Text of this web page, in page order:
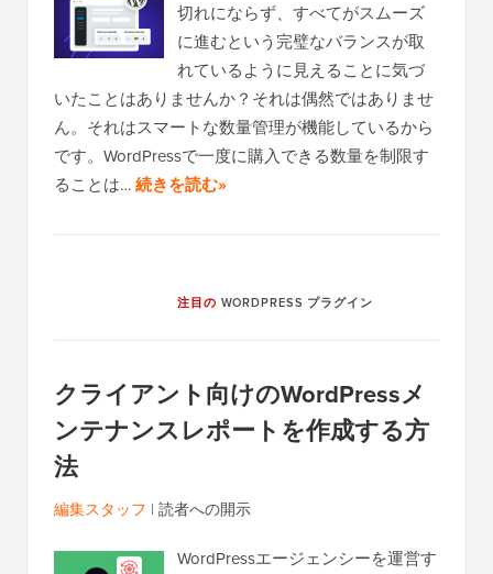
切れにならず、すべてがスムーズ
に進むという完璧なバランスが取
れているように見えることに気づ
いたことはありませんか？それは偶然ではありませ
ん。それはスマートな数量管理が機能しているから
です。WordPressで一度に購入できる数量を制限す
ることは…続きを読む»
注目の WORDPRESS プラグイン
クライアント向けのWordPressメ
ンテナンスレポートを作成する方
法
編集スタッフ | 読者への開示
WordPressエージェンシーを運営す